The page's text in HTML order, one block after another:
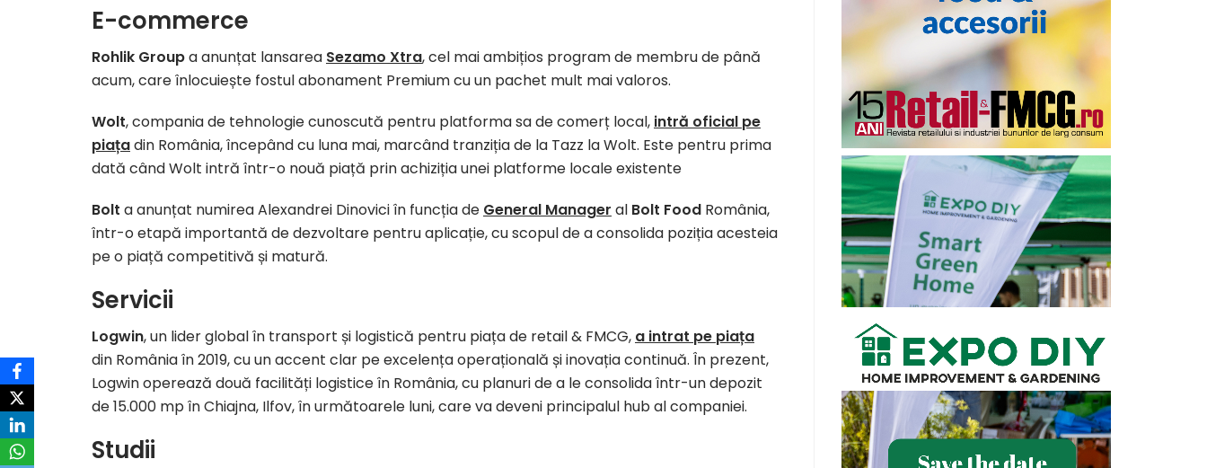
E-commerce
Rohlik Groupa anunțat lansarea Sezamo Xtra, cel mai ambițios program de membru de până
acum, care înlocuiește fostul abonament Premium cu un pachet mult mai valoros.
Wolt, compania de tehnologie cunoscută pentru platforma sa de comerț local, intră oficial pe
piațadin România, începând cu luna mai, marcând tranziția de la Tazz la Wolt. Este pentru prima
dată când Wolt intră într-o nouă piață prin achiziția unei platforme locale existente
Bolt a anunțat numirea Alexandrei Dinovici în funcția de General Manager al Bolt Food România,
într-o etapă importantă de dezvoltare pentru aplicație, cu scopul de a consolida poziția acesteia
pe o piață competitivă și matură.
Servicii
Logwin, un lider global în transport și logistică pentru piața de retail & FMCG, a intrat pe piața
din România în 2019, cu un accent clar pe excelența operațională și inovația continuă. În prezent,
Logwin operează două facilități logistice în România, cu planuri de a le consolida într-un depozit
de 15.000 mp în Chiajna, Ilfov, în următoarele luni, care va deveni principalul hub al companiei.
Studii